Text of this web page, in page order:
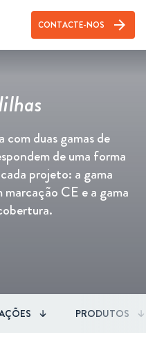
CONTACTE-NOS arrow_forward
duas gamas de
de uma forma
projeto: a gama
CE e a gama
PRODUTOS